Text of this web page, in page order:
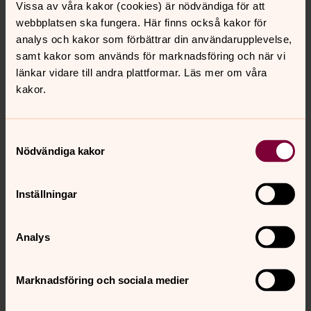
Vissa av våra kakor (cookies) är nödvändiga för att
webbplatsen ska fungera. Här finns också kakor för
analys och kakor som förbättrar din användarupplevelse,
samt kakor som används för marknadsföring och när vi
länkar vidare till andra plattformar. Läs mer om våra
kakor.
Nödvändiga kakor
Inställningar
Analys
Marknadsföring och sociala medier
av planteringar.
Vi planterar kontinuerligt in nya träd med en mångfald
av arter. Många olika arter gör trädbeståndet stabilare i
händelse av sjukdomar. Olika trädsorter tilltalar också
olika djurarter. Val av nya trädsorter görs bland annat
värden samt härdighet för kommande
Under 2023 kommer vi på Skogskyrkogården skapa en
sandbädd med inplantering av anpassade växter, för
insekter som behöver sådana som livsrum.
Vi har haft och kommer att ha kunskapsvandringar/quiz
om hållbarhet och biologisk mångfald på våra
Alla de här åtgärderna hoppas vi bidrar till att gynna